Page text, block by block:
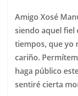
Amigo Xosé
siendo aquel fiel
tiempos, que yo
cariño.
haga público
sentiré cierta